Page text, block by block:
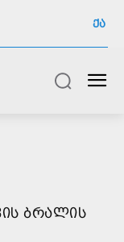
ᲥᲐ
ᲑᲠᲐᲚᲘᲡ